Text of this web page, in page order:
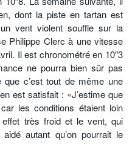
dont la piste en tartan est
vent violent souffle sur la
Philippe Clerc à une vitesse
Il est chronométré en 10″3
ne pourra bien sûr pas
que c’est tout de même une
est satisfait : «J’estime que
les conditions étaient loin
effet très froid et le vent, qui
autant qu’on pourrait le